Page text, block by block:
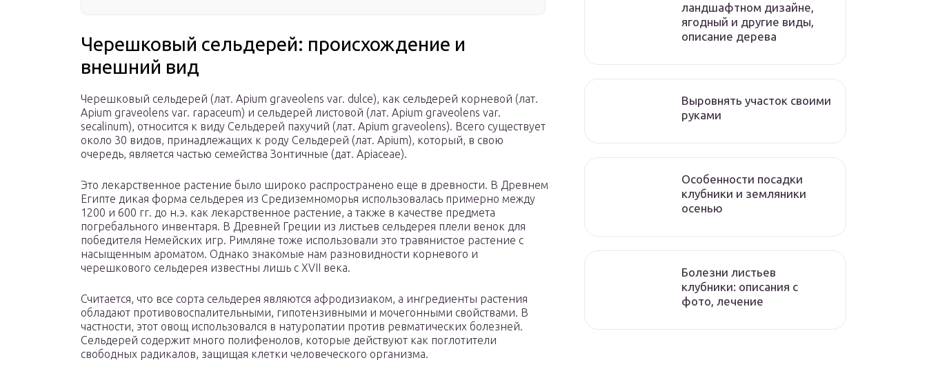
Черешковый сельдерей: происхождение и
внешний вид
Черешковый сельдерей (лат. Apium graveolens var. dulce), как сельдерей корневой (лат.
Apium graveolens var. rapaceum) и сельдерей листовой (лат. Apium graveolens var.
secalinum), относится к виду Сельдерей пахучий (лат. Apium graveolens). Всего существует
около 30 видов, принадлежащих к роду Сельдерей (лат. Apium), который, в свою
очередь, является частью семейства Зонтичные (дат. Apiaceae).
Это лекарственное растение было широко распространено еще в древности. В Древнем
Египте дикая форма сельдерея из Средиземноморья использовалась примерно между
1200 и 600 гг. до н.э. как лекарственное растение, а также в качестве предмета
погребального инвентаря. В Древней Греции из листьев сельдерея плели венок для
победителя Немейских игр. Римляне тоже использовали это травянистое растение с
насыщенным ароматом. Однако знакомые нам разновидности корневого и
черешкового сельдерея известны лишь с XVII века.
Считается, что все сорта сельдерея являются афродизиаком, а ингредиенты растения
обладают противовоспалительными, гипотензивными и мочегонными свойствами. В
частности, этот овощ использовался в натуропатии против ревматических болезней.
Сельдерей содержит много полифенолов, которые действуют как поглотители
свободных радикалов, защищая клетки человеческого организма.
ландшафтном дизайне,
ягодный и другие виды,
описание дерева
Выровнять участок своими
руками
Особенности посадки
клубники и земляники
осенью
Болезни листьев
клубники: описания с
фото, лечение